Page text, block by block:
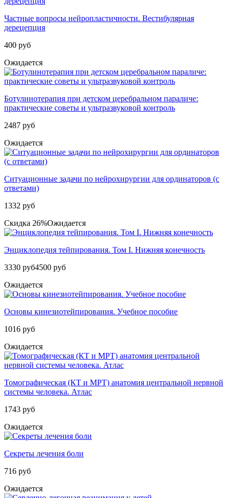
Частные вопросы нейропластичности. Вестибулярная
дерецепция
400 руб
Ожидается
Ботулинотерапия при детском церебральном параличе:
практические советы и ультразвуковой контроль
2487 руб
Ожидается
Ситуационные задачи по нейрохирургии для ординаторов (с
ответами)
1332 руб
Скидка 26%Ожидается
Энциклопедия тейпирования. Том I. Нижняя конечность
3330 руб4500 руб
Ожидается
Основы кинезиотейпирования. Учебное пособие
1016 руб
Ожидается
Томографическая (КТ и МРТ) анатомия центральной нервной
системы человека. Атлас
1743 руб
Ожидается
Секреты лечения боли
716 руб
Ожидается